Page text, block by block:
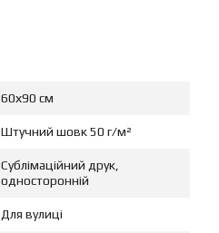
60х90 см
Штучний шовк 50 г/м²
Сублімаційний друк,
односторонній
Для вулиці